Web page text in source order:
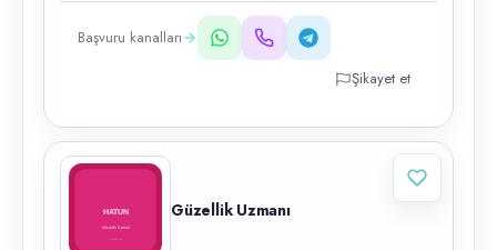
Başvuru kanalları
Şikayet et
Güzellik Uzmanı